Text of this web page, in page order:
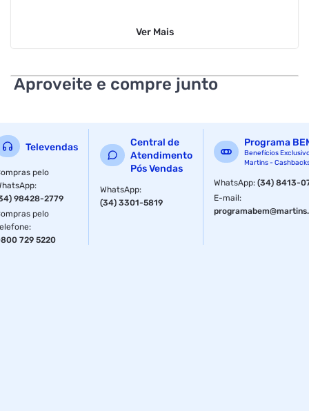
dimensao da embalagem (a / p / l) : 275.0mm / 30.0mm /
235.0mm
precisa de pilhas ou baterias : nao
garantia com o fabricante : 01 ano
material : borracha natural/ pano
cor : preto
apoio para pulso : sim
Ver Mais
Aproveite e compre junto
Televendas
pelo
:
98428-2779
pelo
:
729 5220
Central de
Atendimento
Pós Vendas
WhatsApp:
(34) 3301-5819
Programa
Benefícios
Martins -
WhatsApp:(34) 8413-
E-mail: